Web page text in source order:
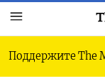
Поддержите The